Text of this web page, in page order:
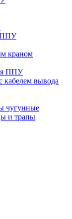
ППУ
краном
ППУ
кабелем вывода
чугунные
и трапы